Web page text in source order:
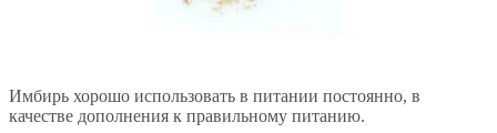
Имбирь хорошо использовать в питании постоянно, в
качестве дополнения к правильному питанию.